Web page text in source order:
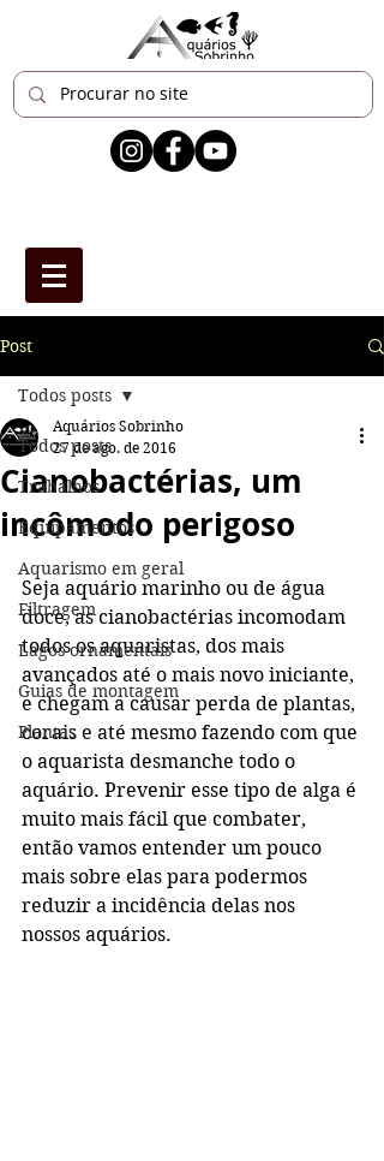
Post
Todos posts
Trabalhos
Equipamentos
Aquarismo em geral
Filtragem
Lagos ornamentais
Guias de montagem
Plantas
Todos posts
Cianobactérias, um
incômodo perigoso
Aquários Sobrinho
27 de ago. de 2016
Seja aquário marinho ou de água
doce, as cianobactérias incomodam
todos os aquaristas, dos mais
avançados até o mais novo iniciante,
e chegam a causar perda de plantas,
corais e até mesmo fazendo com que
o aquarista desmanche todo o
aquário. Prevenir esse tipo de alga é
muito mais fácil que combater,
então vamos entender um pouco
mais sobre elas para podermos
reduzir a incidência delas nos
nossos aquários.